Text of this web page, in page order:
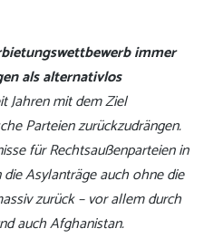
immer
als alternativlos
Jahren mit dem Ziel
Parteien zurückzudrängen.
für Rechtsaußenparteien in
Asylanträge auch ohne die
zurück – vor allem durch
auch Afghanistan.